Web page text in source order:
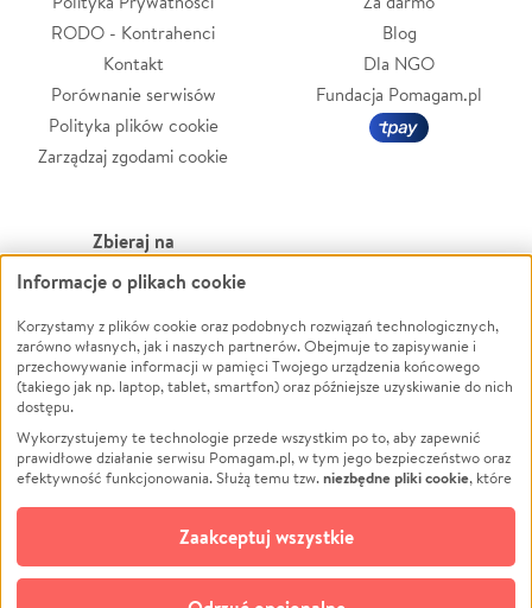
RODO - Kontrahenci
Kontakt
Porównanie serwisów
Polityka plików cookie
Zarządzaj zgodami cookie
Blog
Dla NGO
Fundacja Pomagam.pl
Zbieraj na
Leczenie
Zwierzęta
Pożar
Ukraina
Pomoc Finansowa
Projekty
Pogrzeb
Społeczność lokalna
Kultura
Powódź
Wichura
NGO
Edukacja
Podróż
Impreza
Ochrona środowiska
Biznes
Informacje o plikach cookie
Korzystamy z plików cookie oraz podobnych rozwiązań technologicznych,
zarówno własnych, jak i naszych partnerów. Obejmuje to zapisywanie i
przechowywanie informacji w pamięci Twojego urządzenia końcowego
(takiego jak np. laptop, tablet, smartfon) oraz późniejsze uzyskiwanie do nich
dostępu.
Wykorzystujemy te technologie przede wszystkim po to, aby zapewnić
prawidłowe działanie serwisu Pomagam.pl, w tym jego bezpieczeństwo oraz
efektywność funkcjonowania. Służą temu tzw.niezbędne pliki cookie, które
opcjonalnych plików cookie
technologii do celów analitycznych i retargetingowych. Możesz wyrazić
zgodę na ich stosowanie lub jej odmówić. W dowolnym momencie masz
możliwość zmiany swoich preferencji na stronie „Zarządzaj zgodami cookie”,
Zaakceptuj wszystkie